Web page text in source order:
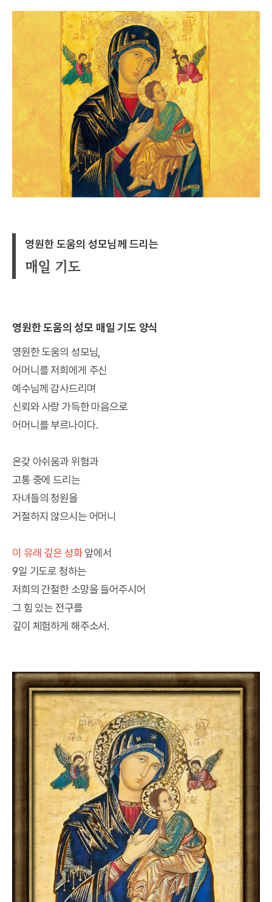
영원한 도움의 성모님께 드리는
매일 기도
영원한 도움의 성모 매일 기도 양식
영원한 도움의 성모님,
어머니를 저희에게 주신
예수님께 감사드리며
신뢰와 사랑 가득한 마음으로
어머니를 부르나이다.
온갖 아쉬움과 위험과
고통 중에 드리는
자녀들의 청원을
거절하지 않으시는 어머니
이 유래 깊은 성화앞에서
9일 기도로 청하는
저희의 간절한 소망을 들어주시어
그 힘 있는 전구를
깊이 체험하게 해주소서.